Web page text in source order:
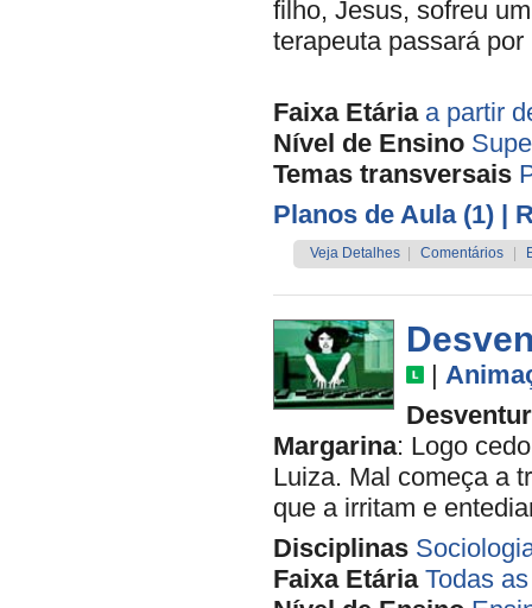
filho, Jesus, sofreu
terapeuta passará
Faixa Etária a partir
Nível de Ensino
Temas transversais
Planos de Aula (1) |
Veja Detalhes Comentários
|
Margarina: Logo
Luiza. Mal começa a
que a irritam e
Disciplinas
Faixa Etária Todas